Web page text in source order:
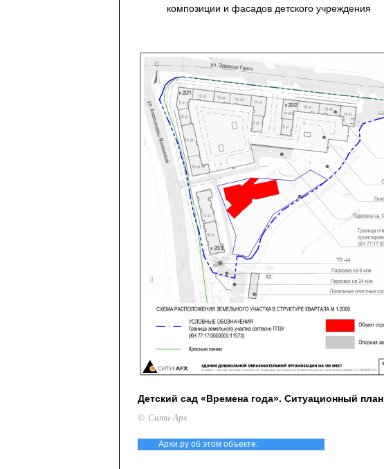
композиции и фасадов детского учреждения
Детский сад «Времена года». Ситуационный план
© Сити-Арх
Архи.ру об этом объекте: